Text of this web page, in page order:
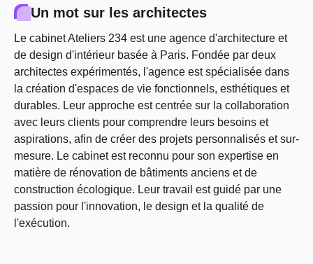
Un mot sur les architectes
Le cabinet Ateliers 234 est une agence d'architecture et
de design d'intérieur basée à Paris. Fondée par deux
architectes expérimentés, l'agence est spécialisée dans
la création d'espaces de vie fonctionnels, esthétiques et
durables. Leur approche est centrée sur la collaboration
avec leurs clients pour comprendre leurs besoins et
aspirations, afin de créer des projets personnalisés et sur-
mesure. Le cabinet est reconnu pour son expertise en
matière de rénovation de bâtiments anciens et de
construction écologique. Leur travail est guidé par une
passion pour l'innovation, le design et la qualité de
l'exécution.